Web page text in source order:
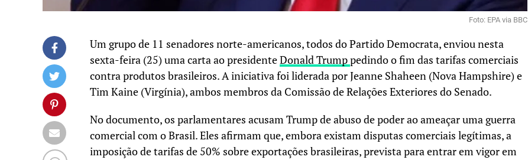
Foto: EPA via BBC
Um grupo de 11 senadores norte-americanos, todos do Partido Democrata, enviou nesta
sexta-feira (25) uma carta ao presidenteDonald Trumppedindo o fim das tarifas comerciais
contra produtos brasileiros. A iniciativa foi liderada por Jeanne Shaheen (Nova Hampshire) e
Tim Kaine (Virgínia), ambos membros da Comissão de Relações Exteriores do Senado.
No documento, os parlamentares acusam Trump de abuso de poder ao ameaçar uma guerra
comercial com o Brasil. Eles afirmam que, embora existam disputas comerciais legítimas, a
imposição de tarifas de 50% sobre exportações brasileiras, prevista para entrar em vigor em